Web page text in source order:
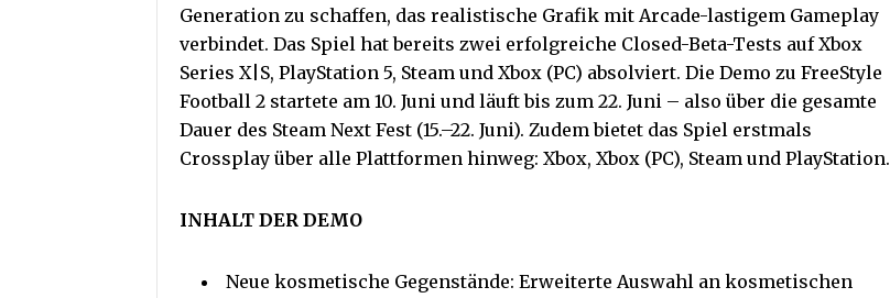
Generation zu schaffen, das realistische Grafik mit Arcade-lastigem Gameplay
verbindet. Das Spiel hat bereits zwei erfolgreiche Closed-Beta-Tests auf Xbox
Series X|S, PlayStation 5, Steam und Xbox (PC) absolviert. Die Demo zu FreeStyle
Football 2 startete am 10. Juni und läuft bis zum 22. Juni – also über die gesamte
Dauer des Steam Next Fest (15.–22. Juni). Zudem bietet das Spiel erstmals
Crossplay über alle Plattformen hinweg: Xbox, Xbox (PC), Steam und PlayStation.
INHALT DER DEMO
Neue kosmetische Gegenstände: Erweiterte Auswahl an kosmetischen